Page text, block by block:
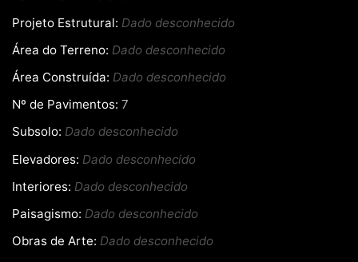
Projeto Estrutural: Dado desconhecido
Área do Terreno: Dado desconhecido
Área Construída: Dado desconhecido
Nº de Pavimentos: 7
Subsolo: Dado desconhecido
Elevadores: Dado desconhecido
Interiores: Dado desconhecido
Paisagismo: Dado desconhecido
Obras de Arte: Dado desconhecido